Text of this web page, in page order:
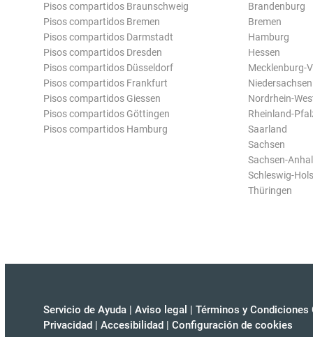
Pisos compartidos Braunschweig
Pisos compartidos Bremen
Pisos compartidos Darmstadt
Pisos compartidos Dresden
Pisos compartidos Düsseldorf
Pisos compartidos Frankfurt
Pisos compartidos Giessen
Pisos compartidos Göttingen
Pisos compartidos Hamburg
Brandenburg
Bremen
Hamburg
Hessen
Mecklenburg-
Niedersachsen
Nordrhein-
Rheinland-
Saarland
Sachsen
Sachsen-
Schleswig-
Thüringen
Servicio de Ayuda | Aviso legal | Términos y Condiciones
Privacidad | Accesibilidad | Configuración de cookies